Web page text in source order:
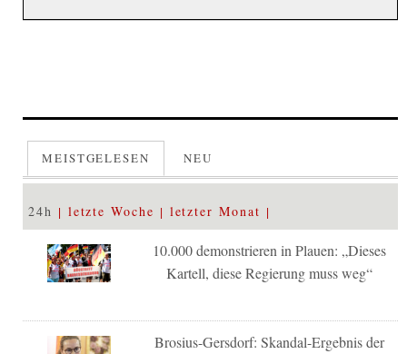
MEISTGELESEN NEU
24h letzte Woche letzter Monat
10.000 demonstrieren in Plauen: „Dieses
Kartell, diese Regierung muss weg“
Brosius-Gersdorf: Skandal-Ergebnis der